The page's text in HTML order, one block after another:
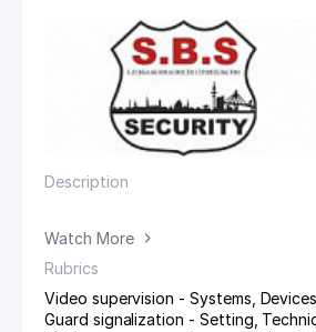
Description
Watch More
Rubrics
Video supervision - Systems,
Guard signalization - Setting,